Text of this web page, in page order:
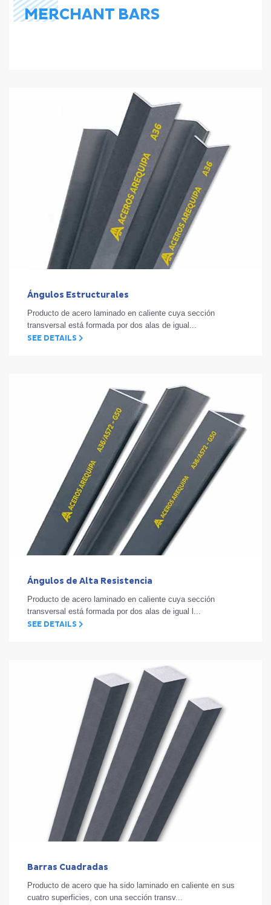
MERCHANT BARS
Ángulos Estructurales
Producto de acero laminado en caliente cuya sección
transversal está formada por dos alas de igual...
SEE DETAILS
Ángulos de Alta Resistencia
Producto de acero laminado en caliente cuya sección
transversal está formada por dos alas de igual l...
SEE DETAILS
Barras Cuadradas
Producto de acero que ha sido laminado en caliente en sus
cuatro superficies, con una sección transv...